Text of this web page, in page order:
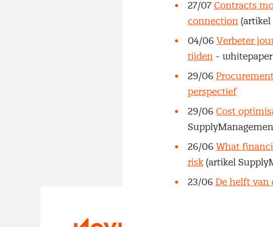
27/07 Contracts
connection(artikel
04/06 Verbeter
tijden- whitepaper
29/06
perspectief
29/06 Cost
26/06 What
risk(artikel
23/06 De helft van